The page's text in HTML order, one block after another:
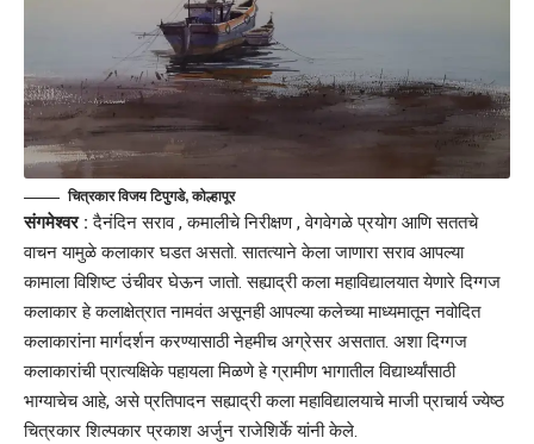
चित्रकार विजय टिपुगडे, कोल्हापूर
संगमेश्वर :दैनंदिन सराव , कमालीचे निरीक्षण , वेगवेगळे प्रयोग आणि सततचे
वाचन यामुळे कलाकार घडत असतो. सातत्याने केला जाणारा सराव आपल्या
कामाला विशिष्ट उंचीवर घेऊन जातो. सह्याद्री कला महाविद्यालयात येणारे दिग्गज
कलाकार हे कलाक्षेत्रात नामवंत असूनही आपल्या कलेच्या माध्यमातून नवोदित
कलाकारांना मार्गदर्शन करण्यासाठी नेहमीच अग्रेसर असतात. अशा दिग्गज
कलाकारांची प्रात्यक्षिके पहायला मिळणे हे ग्रामीण भागातील विद्यार्थ्यांसाठी
भाग्याचेच आहे, असे प्रतिपादन सह्याद्री कला महाविद्यालयाचे माजी प्राचार्य ज्येष्ठ
चित्रकार शिल्पकार प्रकाश अर्जुन राजेशिर्के यांनी केले.